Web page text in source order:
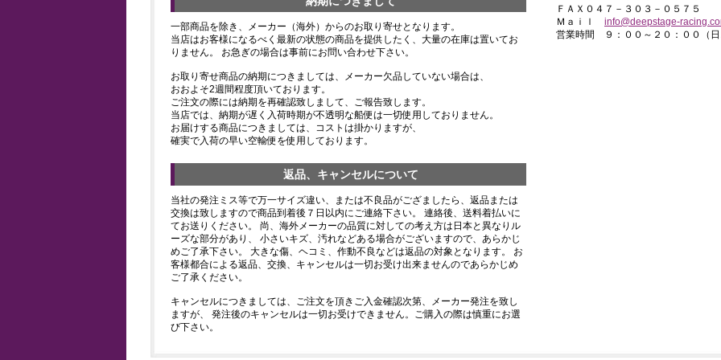
一部商品を除き、メーカー（海外）からのお取り寄せとなります。
当店はお客様になるべく最新の状態の商品を提供したく、大量の在庫は置いてお
りません。 お急ぎの場合は事前にお問い合わせ下さい。
お取り寄せ商品の納期につきましては、メーカー欠品していない場合は、
おおよそ2週間程度頂いております。
ご注文の際には納期を再確認致しまして、ご報告致します。
当店では、納期が遅く入荷時期が不透明な船便は一切使用しておりません。
お届けする商品につきましては、コストは掛かりますが、
確実で入荷の早い空輸便を使用しております。
返品、キャンセルについて
当社の発注ミス等で万一サイズ違い、または不良品がござましたら、返品または
交換は致しますので商品到着後７日以内にご連絡下さい。 連絡後、送料着払いに
てお送りください。 尚、海外メーカーの品質に対しての考え方は日本と異なりル
ーズな部分があり、 小さいキズ、汚れなどある場合がございますので、あらかじ
めご了承下さい。 大きな傷、ヘコミ、作動不良などは返品の対象となります。 お
客様都合による返品、交換、キャンセルは一切お受け出来ませんのであらかじめ
ご了承ください。
キャンセルにつきましては、ご注文を頂きご入金確認次第、メーカー発注を致し
ますが、 発注後のキャンセルは一切お受けできません。ご購入の際は慎重にお選
び下さい。
ＦＡＸ０４７－３０３－０５７５
Ｍａｉｌ info@deepstage-
営業時間 ９：００～２０：００（日